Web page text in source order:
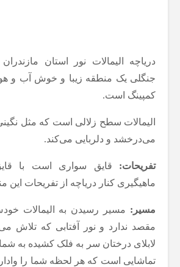
دریاچه الیمالات نور استان
جنگلی یک منطقه زیبا و خوش آب و
کمپینگ است.
الیمالات سطح زلالی است که مثل
می‌درخشد و دلربایی می‌کند.
تفریحات: قایق سواری است با
ماهیگیری کنار دریاچه از تفریحات
مسیر: مسیر رسیدن به الیمالات
مقصد ندارد و نور آفتابی که تلاش
لابلای درختان سر به فلک کشیده به
تماشایی است که هر لحظه شما را